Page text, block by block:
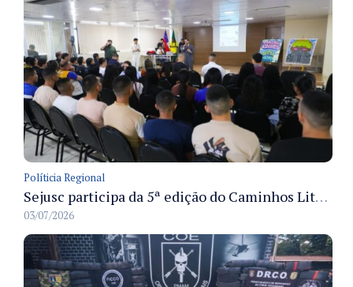
Políticia Regional
Sejusc participa da 5ª edição do Caminhos Literários com foco na cultura hip-hop nas unidades socioeducativas
03/07/2026